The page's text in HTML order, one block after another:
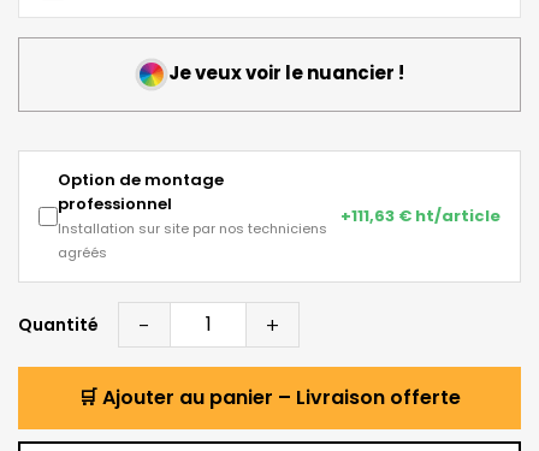
Je veux voir le nuancier !
Option de montage
professionnel
Installation sur site par nos techniciens
agréés
+111,63 € ht/article
Quantité - +
🛒 Ajouter au panier – Livraison offerte